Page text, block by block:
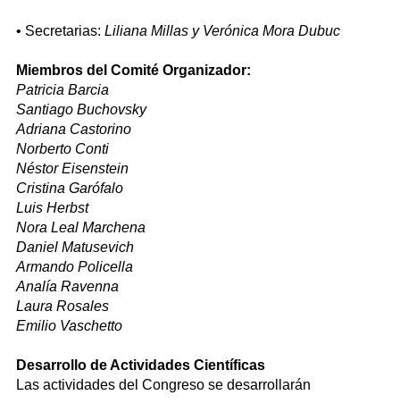
• Secretarias: Liliana Millas y Verónica Mora Dubuc
Miembros del Comité Organizador:
Patricia Barcia
Santiago Buchovsky
Adriana Castorino
Norberto Conti
Néstor Eisenstein
Cristina Garófalo
Luis Herbst
Nora Leal Marchena
Daniel Matusevich
Armando Policella
Analía Ravenna
Laura Rosales
Emilio Vaschetto
Desarrollo de Actividades Científicas
Las actividades del Congreso se desarrollarán